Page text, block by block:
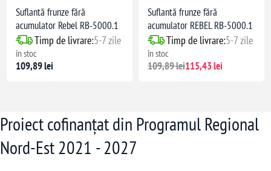
Suflantă frunze fără
acumulator Rebel RB-5000.1
Timp de livrare:5-7 zile
în stoc
109,89 lei
Suflantă frunze fără
acumulator REBEL RB-5000.1
Timp de livrare:5-7 zile
în stoc
109,89 lei115,43 lei
Proiect cofinanțat din Programul Regional
Nord-Est 2021 - 2027